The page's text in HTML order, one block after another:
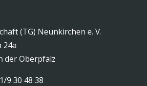
(TG) Neunkirchen e. V.
24a
der Oberpfalz
9 30 48 38